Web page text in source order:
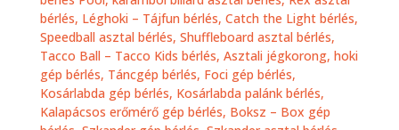
bérlés, Léghoki – Tájfun bérlés, Catch the Light bérlés,
Speedball asztal bérlés, Shuffleboard asztal bérlés,
Tacco Ball – Tacco Kids bérlés, Asztali jégkorong, hoki
gép bérlés, Táncgép bérlés, Foci gép bérlés,
Kosárlabda gép bérlés, Kosárlabda palánk bérlés,
Kalapácsos erőmérő gép bérlés, Boksz – Box gép